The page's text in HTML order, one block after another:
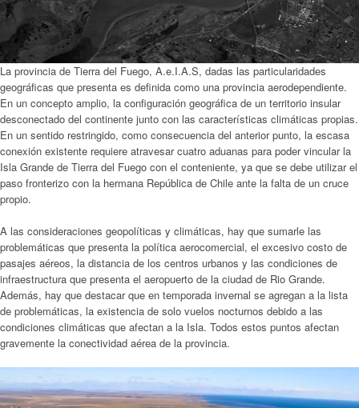
La provincia de Tierra del Fuego, A.e.I.A.S, dadas las particularidades
geográficas que presenta es definida como una provincia aerodependiente.
En un concepto amplio, la configuración geográfica de un territorio insular
desconectado del continente junto con las características climáticas propias.
En un sentido restringido, como consecuencia del anterior punto, la escasa
conexión existente requiere atravesar cuatro aduanas para poder vincular la
Isla Grande de Tierra del Fuego con el conteniente, ya que se debe utilizar el
paso fronterizo con la hermana República de Chile ante la falta de un cruce
propio.
A las consideraciones geopolíticas y climáticas, hay que sumarle las
problemáticas que presenta la política aerocomercial, el excesivo costo de
pasajes aéreos, la distancia de los centros urbanos y las condiciones de
infraestructura que presenta el aeropuerto de la ciudad de Rio Grande.
Además, hay que destacar que en temporada invernal se agregan a la lista
de problemáticas, la existencia de solo vuelos nocturnos debido a las
condiciones climáticas que afectan a la Isla. Todos estos puntos afectan
gravemente la conectividad aérea de la provincia.